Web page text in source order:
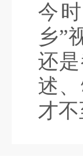
今
乡”
还
述
才